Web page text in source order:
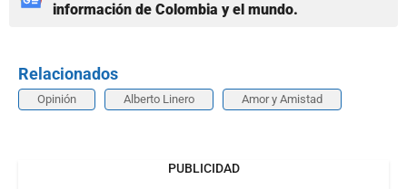
información de Colombia y el mundo.
Relacionados
Opinión Alberto Linero Amor y Amistad
PUBLICIDAD